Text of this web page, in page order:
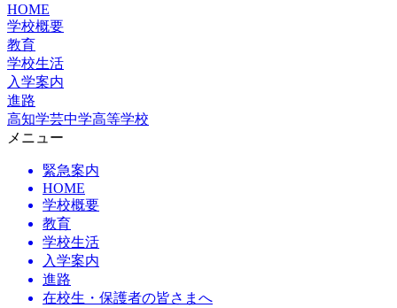
HOME
学校概要
教育
学校生活
入学案内
進路
高知学芸中学高等学校
メニュー
緊急案内
HOME
学校概要
教育
学校生活
入学案内
進路
在校生・保護者の皆さまへ